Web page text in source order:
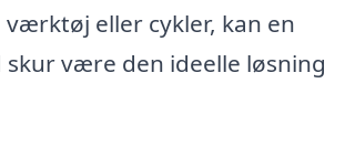
værktøj eller cykler, kan en
være den ideelle løsning